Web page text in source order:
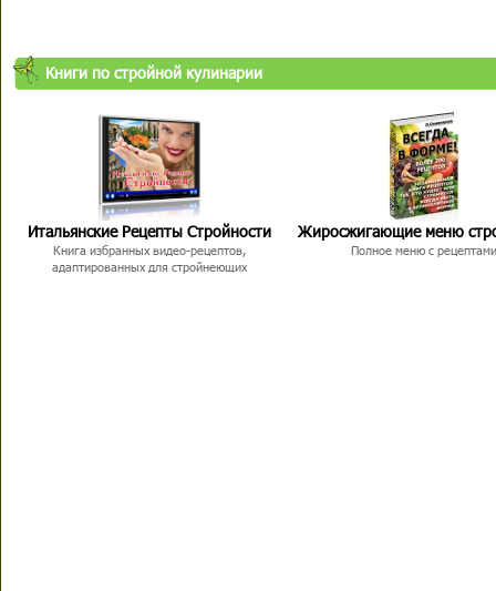
Книги по стройной кулинарии
Итальянские Рецепты Стройности
Книга избранных видео-рецептов,
адаптированных для стройнеющих
Жиросжигающие меню
Полное меню с рецептами